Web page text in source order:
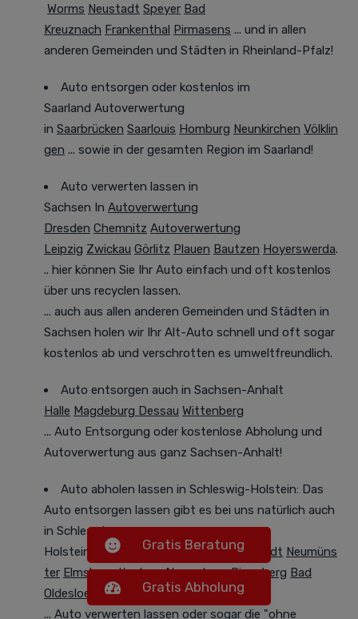
Worms Neustadt Speyer Bad
Kreuznach Frankenthal Pirmasens ... und in allen
anderen Gemeinden und Städten in Rheinland-Pfalz!
Auto entsorgen oder kostenlos im
Saarland Autoverwertung
in Saarbrücken Saarlouis Homburg Neunkirchen Völklin
gen ... sowie in der gesamten Region im Saarland!
Auto verwerten lassen in
Sachsen In Autoverwertung
Dresden Chemnitz Autoverwertung
Leipzig Zwickau Görlitz Plauen Bautzen Hoyerswerda.
.. hier können Sie Ihr Auto einfach und oft kostenlos
über uns recyclen lassen.
... auch aus allen anderen Gemeinden und Städten in
Sachsen holen wir Ihr Alt-Auto schnell und oft sogar
kostenlos ab und verschrotten es umweltfreundlich.
Auto entsorgen auch in Sachsen-Anhalt
Halle Magdeburg Dessau Wittenberg
... Auto Entsorgung oder kostenlose Abholung und
Autoverwertung aus ganz Sachsen-Anhalt!
Auto abholen lassen in Schleswig-Holstein: Das
Auto entsorgen lassen gibt es bei uns natürlich auch
in Schleswig-
Holstein
Kiel Lübeck FlensburgNorderstedt Neumüns
ter Elmshorn Itzehoe Ahrensburg Pinneberg Bad
Oldesloe
Husum Quickborn Bad Segeberg
... Auto verwerten lassen oder sogar die "ohne
Gratis Beratung
Gratis Abholung